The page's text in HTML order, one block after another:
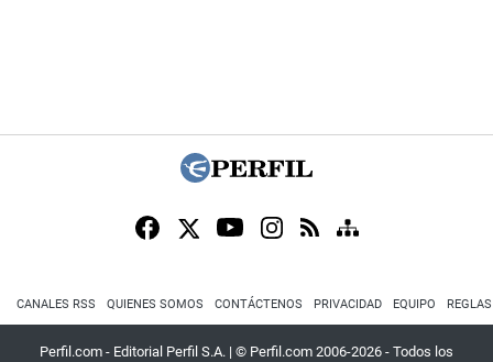
CANALES RSS QUIENES SOMOS CONTÁCTENOS PRIVACIDAD EQUIPO
Perfil.com - Editorial Perfil S.A. | © Perfil.com 2006-2026 - Todos los